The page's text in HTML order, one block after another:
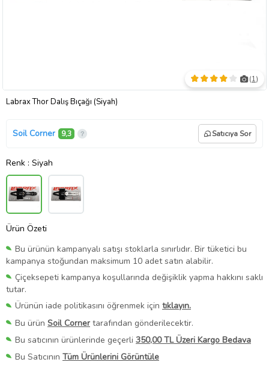
Labrax Thor Dalış Bıçağı (Siyah)
(1)
Soil Corner 9,3 Satıcıya Sor
Renk : Siyah
Ürün Özeti
Bu ürünün kampanyalı satışı stoklarla sınırlıdır. Bir tüketici bu
kampanya stoğundan maksimum 10 adet satın alabilir.
Çiçeksepeti kampanya koşullarında değişiklik yapma hakkını saklı
tutar.
Ürünün iade politikasını öğrenmek için tıklayın.
Bu ürün Soil Corner tarafından gönderilecektir.
Bu satıcının ürünlerinde geçerli 350,00 TL Üzeri Kargo Bedava
Bu Satıcının Tüm Ürünlerini Görüntüle